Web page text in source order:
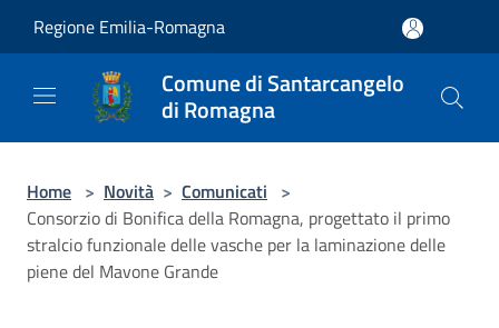
Regione Emilia-Romagna
Comune di Santarcangelo
di Romagna
Home > Novità > Comunicati >
Consorzio di Bonifica della Romagna, progettato il primo
stralcio funzionale delle vasche per la laminazione delle
piene del Mavone Grande